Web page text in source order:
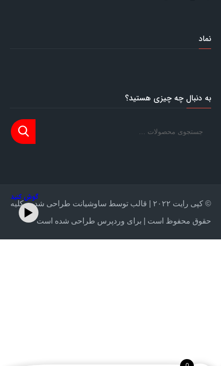
گوش کنید
نماد
به دنبال چه چیزی هستید؟
© کپی رایت ۲۰۲۲ | قالب توسط ساوشیانت طراحی شده - کلیه
حقوق محفوظ است | برای وردپرس طراحی شده است